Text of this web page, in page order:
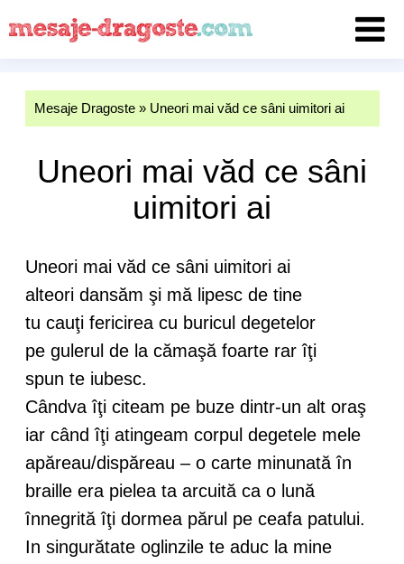
Mesaje Dragoste» Uneori mai văd ce sâni uimitori ai
Uneori mai văd ce sâni
uimitori ai
Uneori mai văd ce sâni uimitori ai
alteori dansăm şi mă lipesc de tine
tu cauţi fericirea cu buricul degetelor
pe gulerul de la cămaşă foarte rar îţi
spun te iubesc.
Cândva îţi citeam pe buze dintr-un alt oraş
iar când îţi atingeam corpul degetele mele
apăreau/dispăreau – o carte minunată în
braille era pielea ta arcuită ca o lună
înnegrită îţi dormea părul pe ceafa patului.
In singurătate oglinzile te aduc la mine